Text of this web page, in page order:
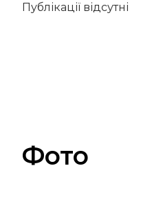
Публікації відсутні
Фото